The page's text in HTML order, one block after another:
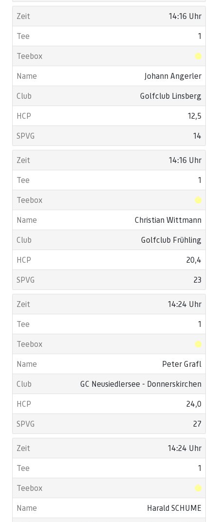
14:16 Uhr
1
Johann Angerler
Golfclub Linsberg
12,5
14
14:16 Uhr
1
Christian Wittmann
Golfclub Frühling
20,4
23
14:24 Uhr
1
Peter Grafl
GC Neusiedlersee - Donnerskirchen
24,0
27
14:24 Uhr
1
Harald SCHUME